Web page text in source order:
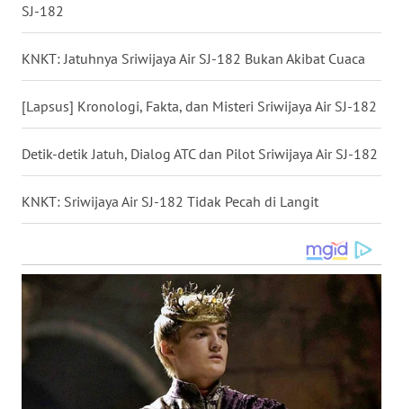
SJ-182
KNKT: Jatuhnya Sriwijaya Air SJ-182 Bukan Akibat Cuaca
[Lapsus] Kronologi, Fakta, dan Misteri Sriwijaya Air SJ-182
Detik-detik Jatuh, Dialog ATC dan Pilot Sriwijaya Air SJ-182
KNKT: Sriwijaya Air SJ-182 Tidak Pecah di Langit
WN
BABEL
SUMBAR
LAMPUNG